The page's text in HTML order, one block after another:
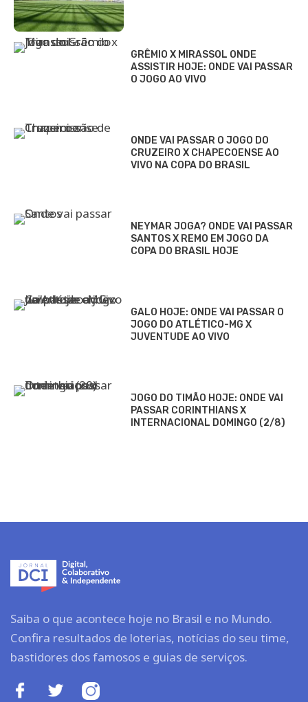
GRÊMIO X MIRASSOL ONDE
ASSISTIR HOJE: ONDE VAI PASSAR
O JOGO AO VIVO
ONDE VAI PASSAR O JOGO DO
CRUZEIRO X CHAPECOENSE AO
VIVO NA COPA DO BRASIL
NEYMAR JOGA? ONDE VAI PASSAR
SANTOS X REMO EM JOGO DA
COPA DO BRASIL HOJE
GALO HOJE: ONDE VAI PASSAR O
JOGO DO ATLÉTICO-MG X
JUVENTUDE AO VIVO
JOGO DO TIMÃO HOJE: ONDE VAI
PASSAR CORINTHIANS X
INTERNACIONAL DOMINGO (2/8)
Saiba o que acontece hoje no Brasil e no Mundo.
Confira resultados de loterias, notícias do seu time,
bastidores dos famosos e guias de serviços.